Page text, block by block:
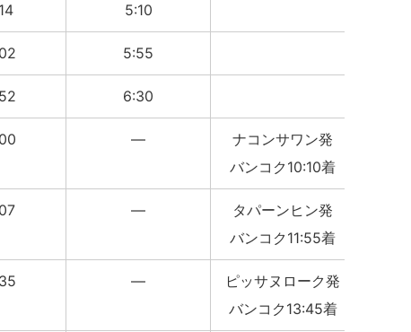
5:10
5:55
6:30
―
ナコンサワン発
バンコク10:10着
―
タパーンヒン発
バンコク11:55着
―
ピッサヌローク発
バンコク13:45着